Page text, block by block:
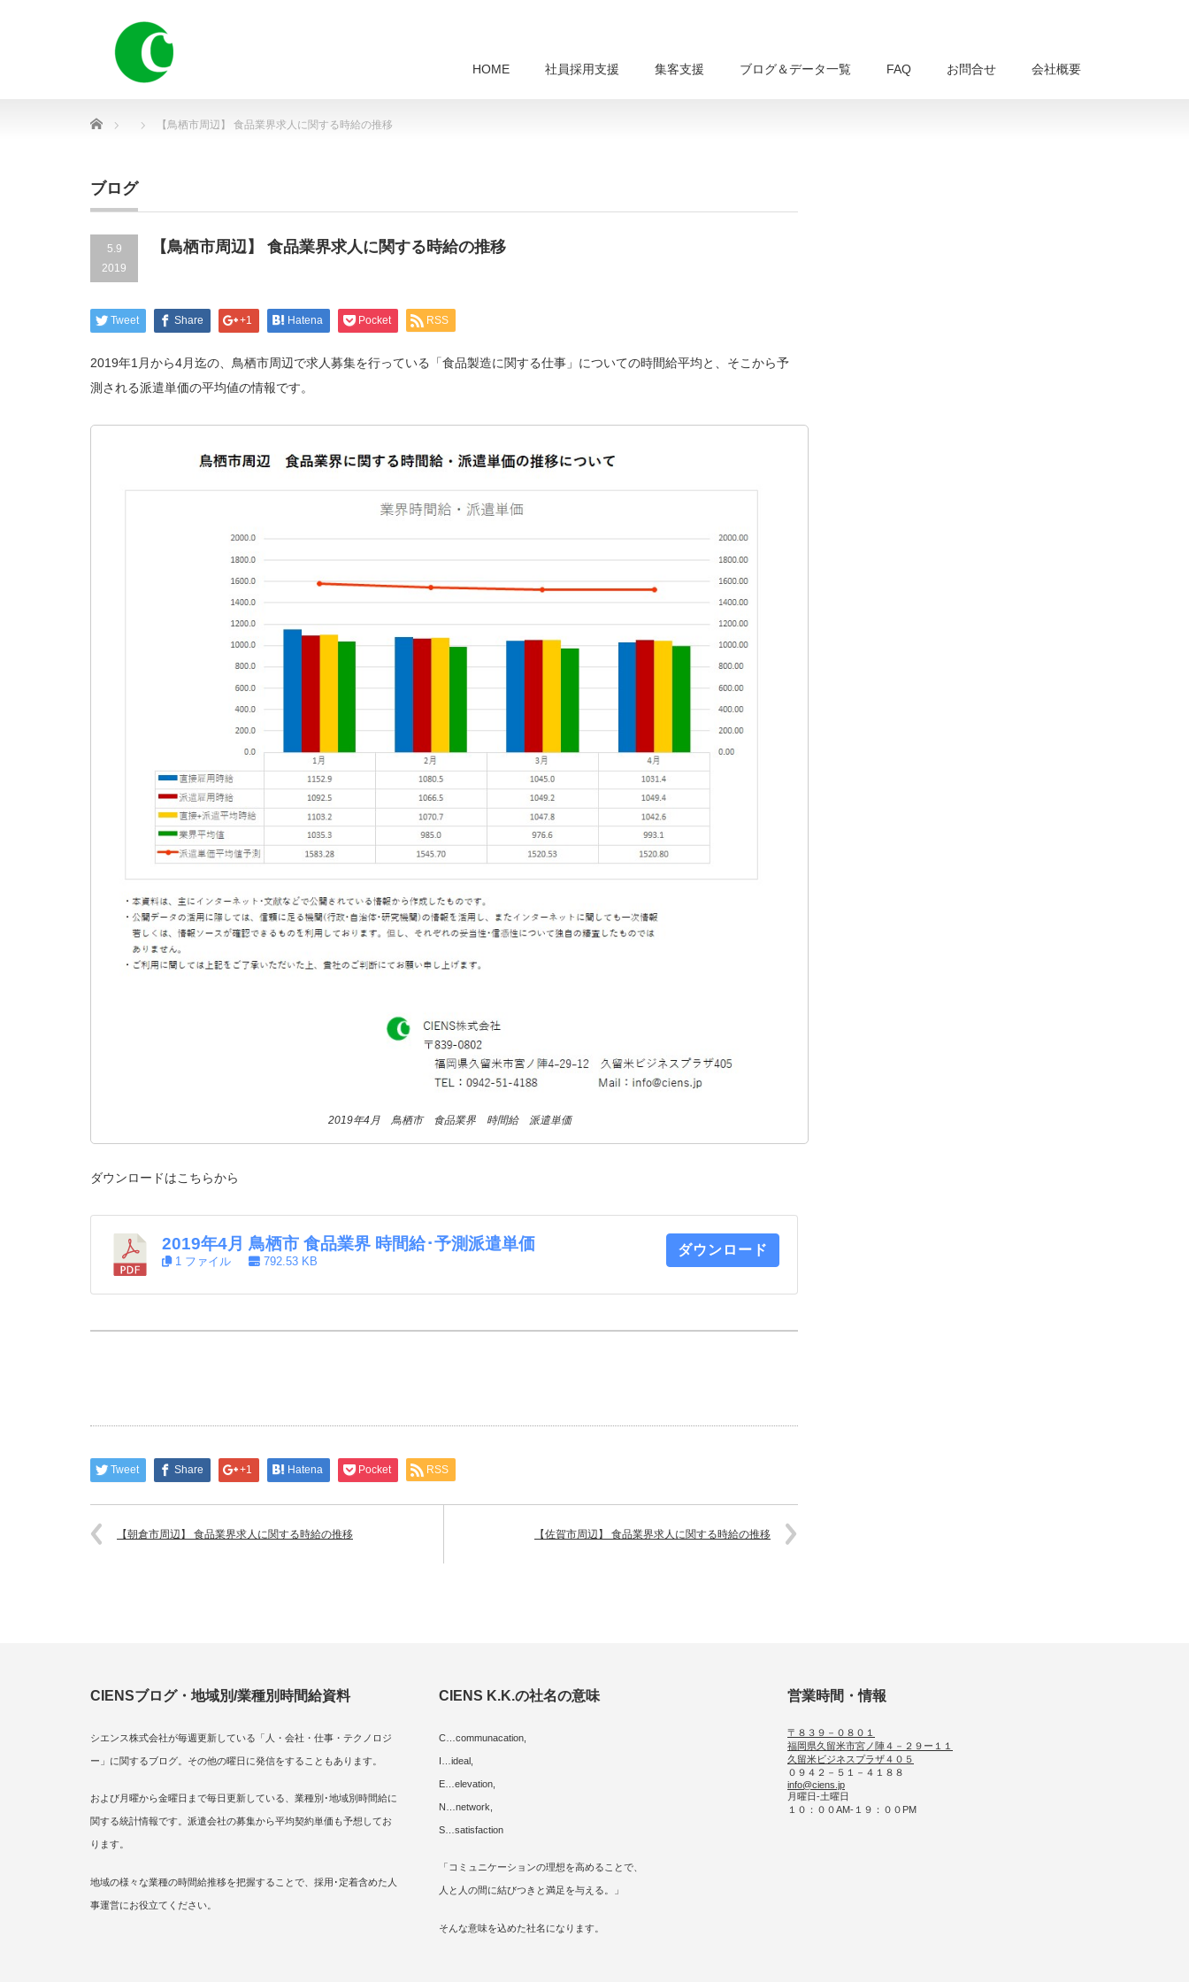
HOME 社員採用支援 集客支援 ブログ＆データ一覧 FAQ お問合せ 会社概要
Home 【鳥栖市周辺】 食品業界求人に関する時給の推移
ブログ
5.9
2019
【鳥栖市周辺】 食品業界求人に関する時給の推移
Tweet Share +1 Hatena Pocket RSS
2019年1月から4月迄の、鳥栖市周辺で求人募集を行っている「食品製造に関する仕事」についての時間給平均と、そこから予
測される派遣単価の平均値の情報です。
2019年4月 鳥栖市 食品業界 時間給 派遣単価
ダウンロードはこちらから
2019年4月 鳥栖市 食品業界 時間給･予測派遣単価
1 ファイル 792.53 KB
ダウンロード
Tweet Share +1 Hatena Pocket RSS
【朝倉市周辺】 食品業界求人に関する時給の推移 【佐賀市周辺】 食品業界求人に関する時給の推移
CIENSブログ・地域別/業種別時間給資料
シエンス株式会社が毎週更新している「人・会社・仕事・テクノロジ
ー」に関するブログ。その他の曜日に発信をすることもあります。
および月曜から金曜日まで毎日更新している、業種別･地域別時間給に
関する統計情報です。派遣会社の募集から平均契約単価も予想してお
ります。
地域の様々な業種の時間給推移を把握することで、採用･定着含めた人
事運営にお役立てください。
CIENS K.K.の社名の意味
C…communacation,
I…ideal,
E…elevation,
N…network,
S…satisfaction
「コミュニケーションの理想を高めることで、
人と人の間に結びつきと満足を与える。」
そんな意味を込めた社名になります。
営業時間・情報
〒８３９－０８０１
福岡県久留米市宮ノ陣４－２９ー１１
久留米ビジネスプラザ４０５
０９４２－５１－４１８８
info@ciens.jp
月曜日-土曜日
１０：００AM-１９：００PM